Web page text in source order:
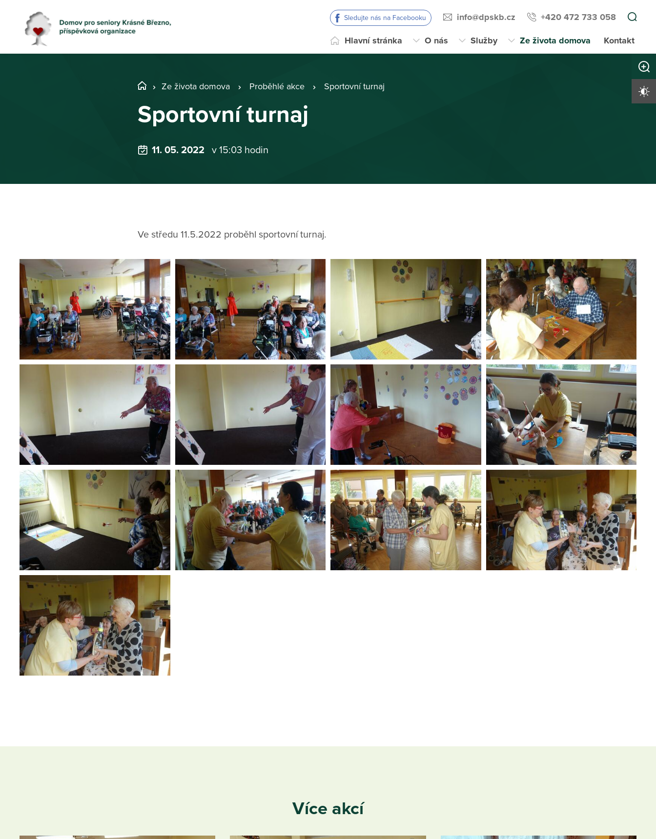
Sledujte nás na Facebooku info@dpskb.cz +420 472 733 058
Hlavní stránka O nás Služby Ze života domova Kontakt
Ze života domova Proběhlé akce Sportovní turnaj
Sportovní turnaj
11. 05. 2022 v 15:03 hodin
Ve středu 11.5.2022 proběhl sportovní turnaj.
Více akcí